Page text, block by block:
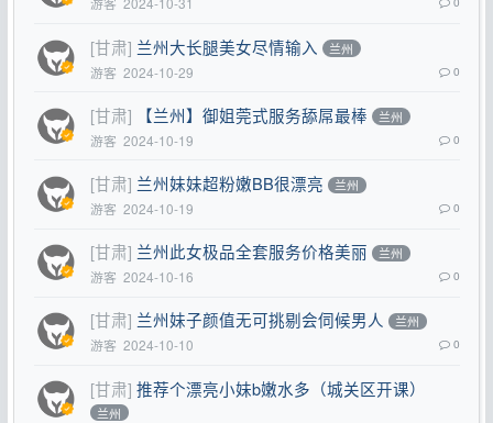
[甘肃] 兰州大长腿美女尽情输入 兰州
游客 2024-10-29 0
[甘肃] 【兰州】御姐莞式服务舔屌最棒 兰州
游客 2024-10-19 0
[甘肃] 兰州妹妹超粉嫩BB很漂亮 兰州
游客 2024-10-19 0
[甘肃] 兰州此女极品全套服务价格美丽 兰州
游客 2024-10-16 0
[甘肃] 兰州妹子颜值无可挑剔会伺候男人 兰州
游客 2024-10-10 0
[甘肃] 推荐个漂亮小妹b嫩水多（城关区开课）
兰州